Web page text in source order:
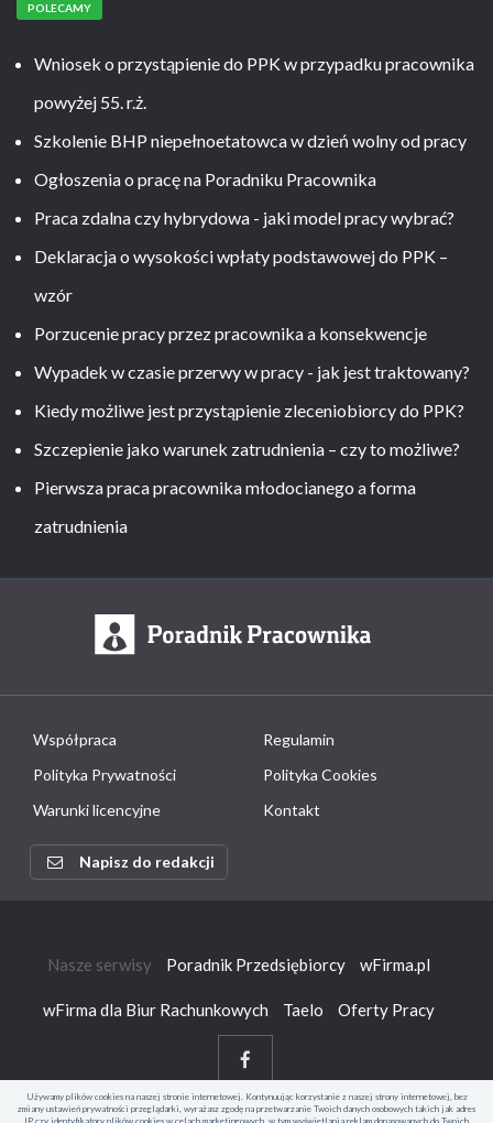
POLECAMY
Wniosek o przystąpienie do PPK w przypadku pracownika
powyżej 55. r.ż.
Szkolenie BHP niepełnoetatowca w dzień wolny od pracy
Ogłoszenia o pracę na Poradniku Pracownika
Praca zdalna czy hybrydowa - jaki model pracy wybrać?
Deklaracja o wysokości wpłaty podstawowej do PPK –
wzór
Porzucenie pracy przez pracownika a konsekwencje
Wypadek w czasie przerwy w pracy - jak jest traktowany?
Kiedy możliwe jest przystąpienie zleceniobiorcy do PPK?
Szczepienie jako warunek zatrudnienia – czy to możliwe?
Pierwsza praca pracownika młodocianego a forma
zatrudnienia
Współpraca
Regulamin
Polityka Prywatności
Polityka Cookies
Warunki licencyjne
Kontakt
Napisz do redakcji
Nasze serwisy Poradnik Przedsiębiorcy wFirma.pl
wFirma dla Biur Rachunkowych Taelo Oferty Pracy
Używamy plików cookies na naszej stronie internetowej. Kontynuując korzystanie z naszej strony internetowej, bez
zmiany ustawień prywatności przeglądarki, wyrażasz zgodę na przetwarzanie Twoich danych osobowych takich jak adres
IP czy identyfikatory plików cookies w celach marketingowych, w tym wyświetlania reklam dopasowanych do Twoich